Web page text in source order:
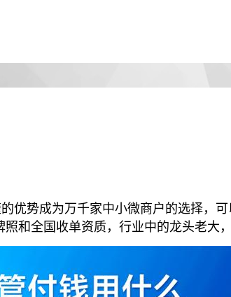
优势成为万千家中小微商户的选择，
和全国收单资质，行业中的龙头老大